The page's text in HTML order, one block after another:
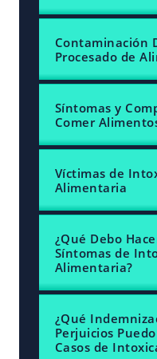
Contaminación
Procesado de
Síntomas y
Comer
Víctimas de
Alimentaria
¿Qué Debo
Síntomas de
Alimentaria?
¿Qué
Perjuicios
Casos de